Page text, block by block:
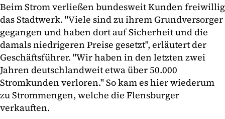
Beim Strom verließen bundesweit Kunden freiwillig
das Stadtwerk. "Viele sind zu ihrem Grundversorger
gegangen und haben dort auf Sicherheit und die
damals niedrigeren Preise gesetzt", erläutert der
Geschäftsführer. "Wir haben in den letzten zwei
Jahren deutschlandweit etwa über 50.000
Stromkunden verloren." So kam es hier wiederum
zu Strommengen, welche die Flensburger
verkauften.